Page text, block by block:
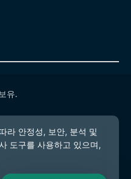
유.